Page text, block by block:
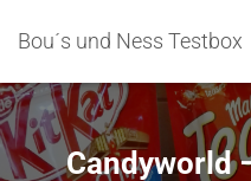
Bou´s und Ness Testbox
Candyworld